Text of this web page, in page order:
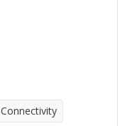
Connectivity